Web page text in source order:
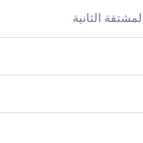
الثانية
الاستخدام